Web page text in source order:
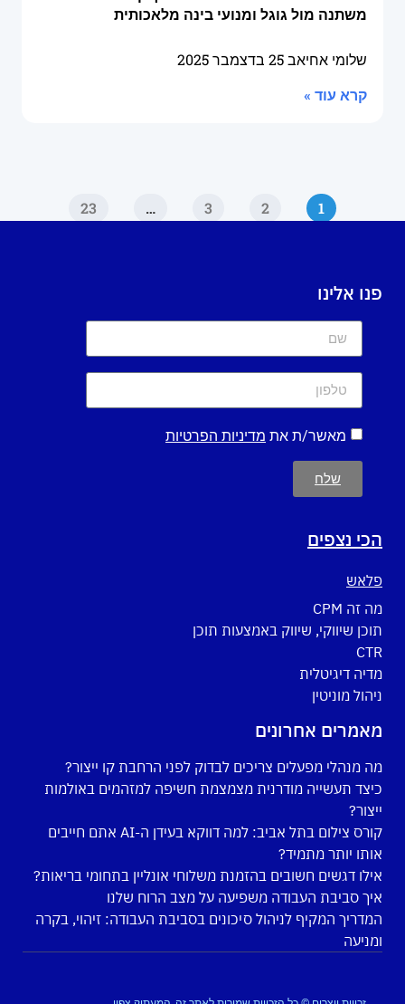
משתנה מול גוגל ומנועי בינה מלאכותית
שלומי אחיאב25 בדצמבר 2025
קרא עוד »
1
2
3
…
23
פנו אלינו
מאשר/ת את מדיניות הפרטיות
שלח
הכי נצפים
פלאש
מה זה CPM
תוכן שיווקי, שיווק באמצעות תוכן
CTR
מדיה דיגיטלית
ניהול מוניטין
מאמרים אחרונים
מה מנהלי מפעלים צריכים לבדוק לפני הרחבת קו ייצור?
כיצד תעשייה מודרנית מצמצמת חשיפה למזהמים באולמות
ייצור?
קורס צילום בתל אביב: למה דווקא בעידן ה-AI אתם חייבים
אותו יותר מתמיד?
אילו דגשים חשובים בהזמנת משלוחי אונליין בתחומי בריאות?
איך סביבת העבודה משפיעה על מצב הרוח שלנו
המדריך המקיף לניהול סיכונים בסביבת העבודה: זיהוי, בקרה
ומניעה